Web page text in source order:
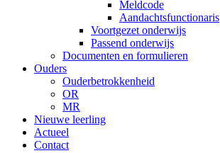
Meldcode
Aandachtsfunctionaris
Voortgezet onderwijs
Passend onderwijs
Documenten en formulieren
Ouders
Ouderbetrokkenheid
OR
MR
Nieuwe leerling
Actueel
Contact